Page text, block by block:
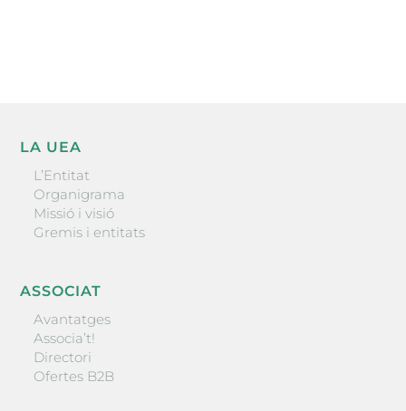
LA UEA
L’Entitat
Organigrama
Missió i visió
Gremis i entitats
ASSOCIAT
Avantatges
Associa’t!
Directori
Ofertes B2B